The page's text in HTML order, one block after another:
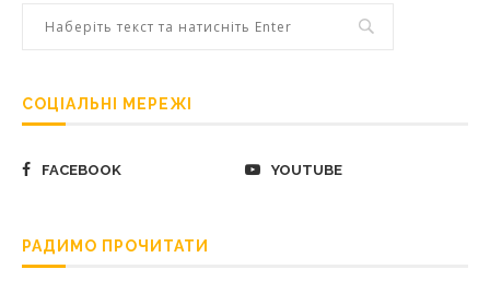
СОЦІАЛЬНІ МЕРЕЖІ
FACEBOOK YOUTUBE
РАДИМО ПРОЧИТАТИ